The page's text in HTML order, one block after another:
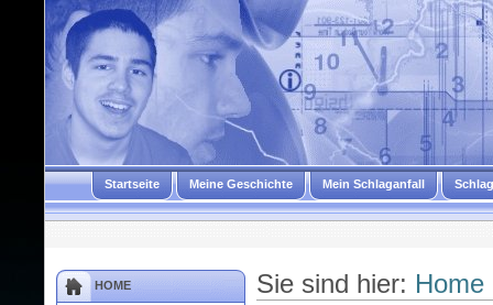
Startseite Meine Geschichte Mein Schlaganfall
HOME Sie sind hier: Home